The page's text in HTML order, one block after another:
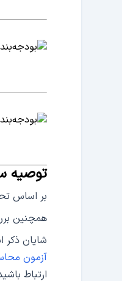
توصیه
بر اساس
همچنین
شایان
آزمون
ارتباط